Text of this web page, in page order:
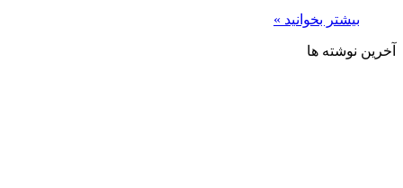
بیشتر بخوانید »
آخرین نوشته ها